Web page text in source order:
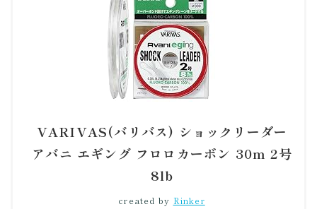
VARIVAS(バリバス) ショックリーダー
アバニ エギング フロロカーボン 30m 2号
8lb
created by Rinker